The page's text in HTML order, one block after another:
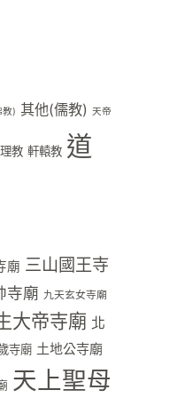
教) 其他(儒教) 天帝
理教 軒轅教 道
廟 三山國王寺
寺廟 九天玄女寺廟
大帝寺廟 北
寺廟 土地公寺廟
天上聖母